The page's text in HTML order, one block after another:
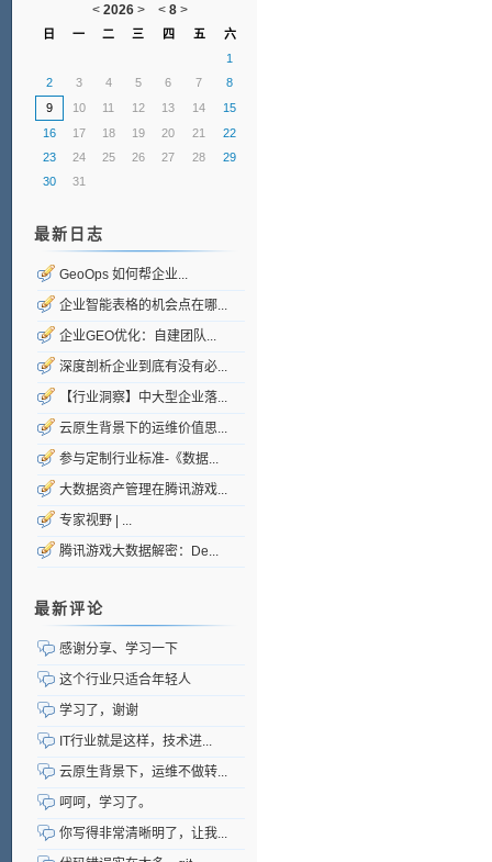
< 2026 > < 8 >
日 一 二 三 四 五
六
1
2
3 4 5 6 7
8
9
10 11 12 13 14
15
16
17 18 19 20 21
22
23
24 25 26 27 28
29
30
31
最新日志
GeoOps 如何帮企业...
企业智能表格的机会点在哪...
企业GEO优化：自建团队...
深度剖析企业到底有没有必...
【行业洞察】中大型企业落...
云原生背景下的运维价值思...
参与定制行业标准-《数据...
大数据资产管理在腾讯游戏...
专家视野 | ...
腾讯游戏大数据解密：De...
最新评论
感谢分享、学习一下
这个行业只适合年轻人
学习了，谢谢
IT行业就是这样，技术进...
云原生背景下，运维不做转...
呵呵，学习了。
你写得非常清晰明了，让我...